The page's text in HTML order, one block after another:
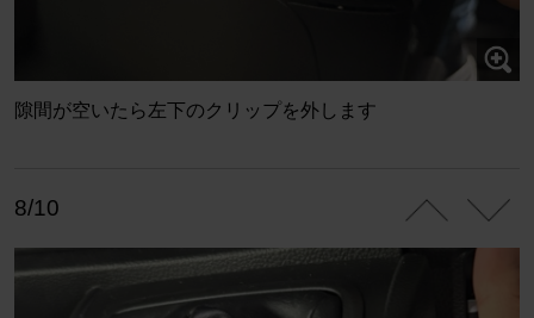
隙間が空いたら左下のクリップを外します
8/10